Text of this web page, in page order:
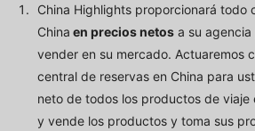
China Highlights proporcionará todo
China en precios netos a su
vender en su mercado. Actuaremos
central de reservas en China para
neto de todos los productos de viaje
y vende los productos y toma sus